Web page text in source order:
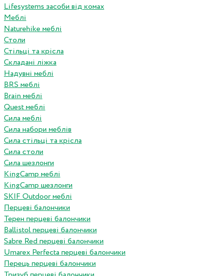
Lifesystems засоби від комах
Меблі
Naturehike меблі
Столи
Стільці та крісла
Складані ліжка
Надувні меблі
BRS меблі
Brain меблі
Quest меблі
Сила меблі
Сила набори меблів
Сила стільці та крісла
Сила столи
Сила шезлонги
KingCamp меблі
KingCamp шезлонги
SKIF Outdoor меблі
Перцеві балончики
Терен перцеві балончики
Ballistol перцеві балончики
Sabre Red перцеві балончики
Umarex Perfecta перцеві балончики
Перець перцеві балончики